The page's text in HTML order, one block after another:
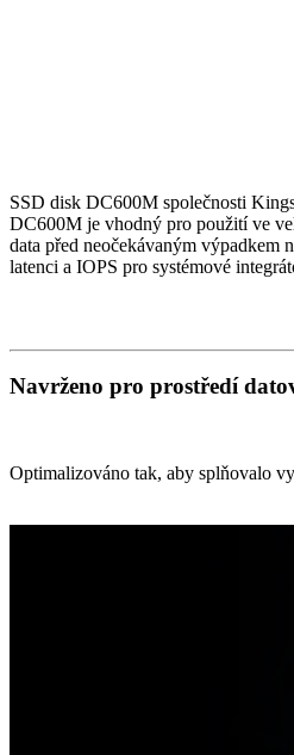
SSD disk DC600M společnosti
DC600M je vhodný pro použití ve
data před neočekávaným výpadkem
latenci a IOPS pro systémové
Navrženo pro prostředí
Optimalizováno tak, aby splňovalo